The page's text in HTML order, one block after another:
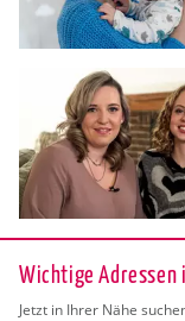
Wichtige Adressen
Jetzt in Ihrer Nähe